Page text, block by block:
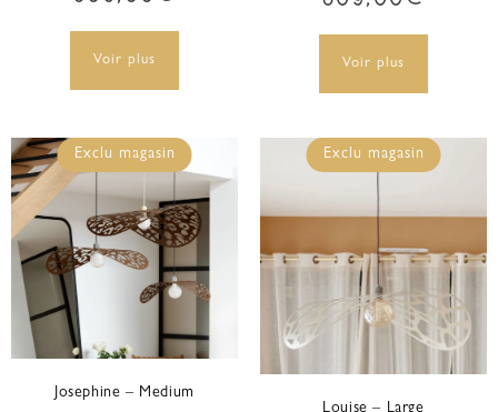
Voir plus Voir plus
Josephine – Medium
Exclu magasin
Louise – Large
Exclu magasin